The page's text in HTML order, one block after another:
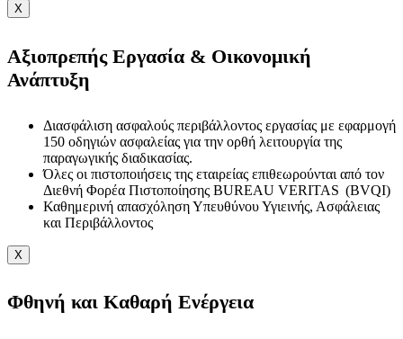
X
Αξιοπρεπής Εργασία & Οικονομική
Ανάπτυξη
Διασφάλιση ασφαλούς περιβάλλοντος εργασίας με εφαρμογή
150 οδηγιών ασφαλείας για την ορθή λειτουργία της
παραγωγικής διαδικασίας.
Όλες οι πιστοποιήσεις της εταιρείας επιθεωρούνται από τον
Διεθνή Φορέα Πιστοποίησης BUREAU VERITAS (BVQI)
Καθημερινή απασχόληση Υπευθύνου Υγιεινής, Ασφάλειας
και Περιβάλλοντος
X
Φθηνή και Καθαρή Ενέργεια